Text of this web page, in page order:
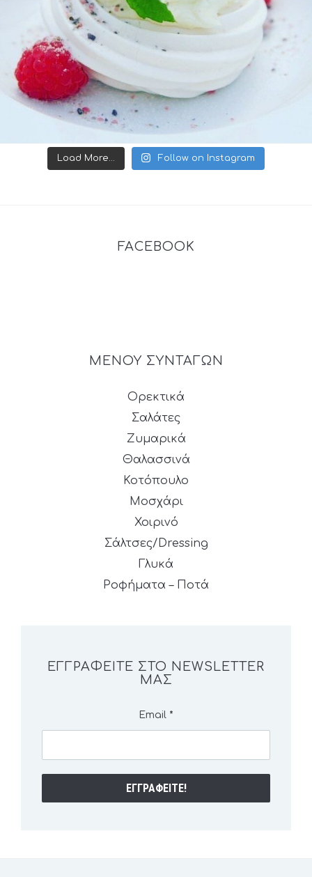
Load More... Follow on Instagram
FACEBOOK
ΜΕΝΟΥ ΣΥΝΤΑΓΩΝ
Ορεκτικά
Σαλάτες
Ζυμαρικά
Θαλασσινά
Κοτόπουλο
Μοσχάρι
Χοιρινό
Σάλτσες/Dressing
Γλυκά
Ροφήματα – Ποτά
ΕΓΓΡΑΦΕΊΤΕ ΣΤΟ NEWSLETTER
ΜΑΣ
Email *